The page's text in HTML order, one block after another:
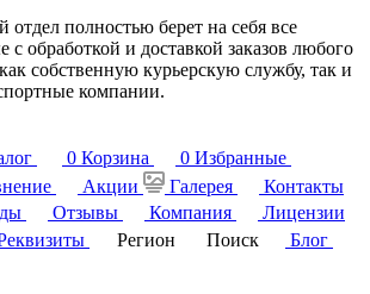
полностью берет на себя все
с обработкой и доставкой заказов любого
собственную курьерскую службу, так и
компании.
0 Корзина 0 Избранные
Акции Галерея
Контакты
Отзывы Компания
Лицензии
Регион Поиск
Блог